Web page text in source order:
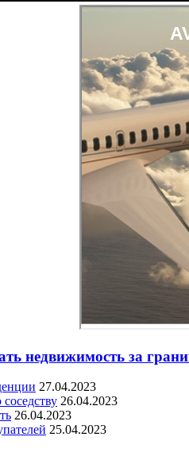
недвижимость за
27.04.2023
26.04.2023
26.04.2023
25.04.2023